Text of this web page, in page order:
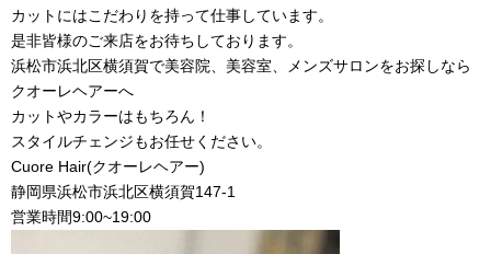
カットにはこだわりを持って仕事しています。
是非皆様のご来店をお待ちしております。
浜松市浜北区横須賀で美容院、美容室、メンズサロンをお探しなら
クオーレヘアーへ
カットやカラーはもちろん！
スタイルチェンジもお任せください。
Cuore Hair(クオーレヘアー)
静岡県浜松市浜北区横須賀147-1
営業時間9:00~19:00